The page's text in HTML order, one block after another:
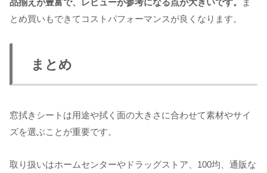
品揃えが豊富で、レビューが参考になる点が大きいです。
ま
とめ買いもできてコストパフォーマンスが良くなります。
まとめ
窓拭きシートは用途や拭く面の大きさに合わせて素材やサイ
ズを選ぶことが重要です。
取り扱いはホームセンターやドラッグストア、100均、通販な